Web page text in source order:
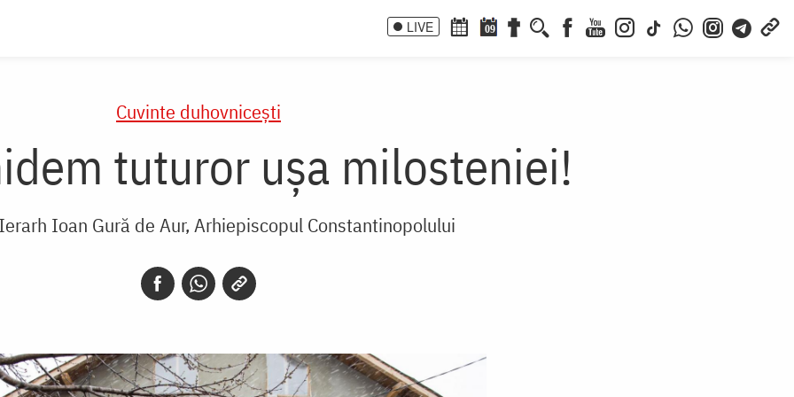
LIVE 09
Cuvinte duhovnicești
tuturor ușa milosteniei!
Ioan Gură de Aur, Arhiepiscopul Constantinopolului